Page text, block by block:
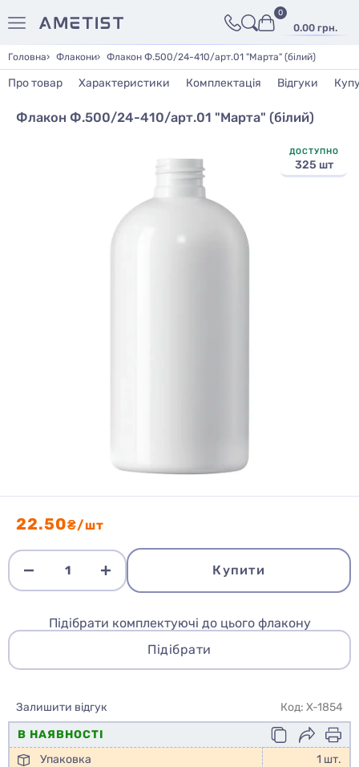
0.00 грн.
0
Головна Флакони Флакон Ф.500/24-410/арт.01 "Марта" (білий)
Про товар Характеристики Комплектація Відгуки
Флакон Ф.500/24-410/арт.01 "Марта" (білий)
ДОСТУПНО
325 шт
22.50₴/шт
Купити
Підібрати комплектуючі до цього флакону
Підібрати
Залишити відгук
Код: X-1854
В НАЯВНОСТІ
Упаковка
1 шт.